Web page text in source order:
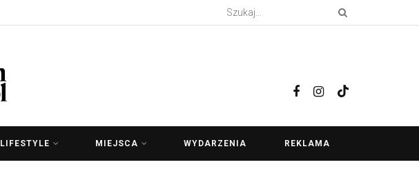
LIFESTYLE MIEJSCA WYDARZENIA REKLAMA